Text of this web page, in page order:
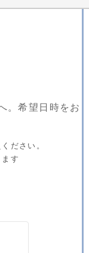
。希望日時をお
ださい。
す